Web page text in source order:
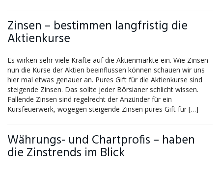
Zinsen – bestimmen langfristig die
Aktienkurse
Es wirken sehr viele Kräfte auf die Aktienmärkte ein. Wie Zinsen
nun die Kurse der Aktien beeinflussen können schauen wir uns
hier mal etwas genauer an. Pures Gift für die Aktienkurse sind
steigende Zinsen. Das sollte jeder Börsianer schlicht wissen.
Fallende Zinsen sind regelrecht der Anzünder für ein
Kursfeuerwerk, wogegen steigende Zinsen pures Gift für […]
Währungs- und Chartprofis – haben
die Zinstrends im Blick